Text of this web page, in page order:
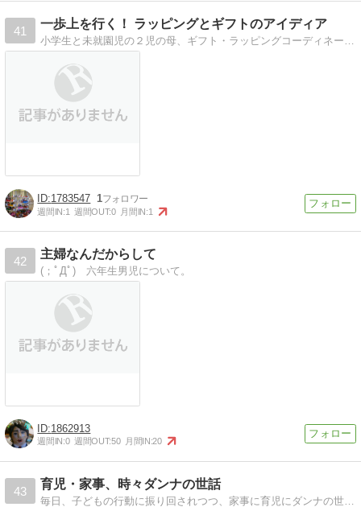
41
一歩上を行く！ ラッピングとギフトのアイディア
1783547 1
週間IN:1 週間OUT:0 月間IN:1
42
主婦なんだからして
(；ﾟДﾟ) 六年生男児について。
1862913
週間IN:0 週間OUT:50 月間IN:20
43
育児・家事、時々ダンナの世話